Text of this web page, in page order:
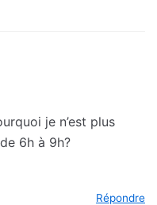
je n’est plus
6h à 9h?
Répondre